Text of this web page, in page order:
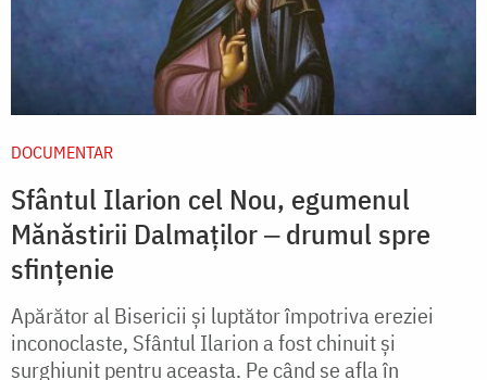
DOCUMENTAR
Sfântul Ilarion cel Nou, egumenul
Mănăstirii Dalmaților ‒ drumul spre
sfințenie
Apărător al Bisericii și luptător împotriva ereziei
inconoclaste, Sfântul Ilarion a fost chinuit și
surghiunit pentru aceasta. Pe când se afla în